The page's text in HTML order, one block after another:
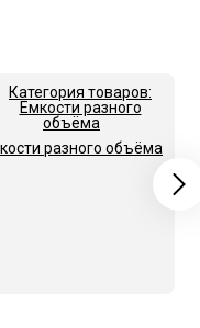
разного объёма